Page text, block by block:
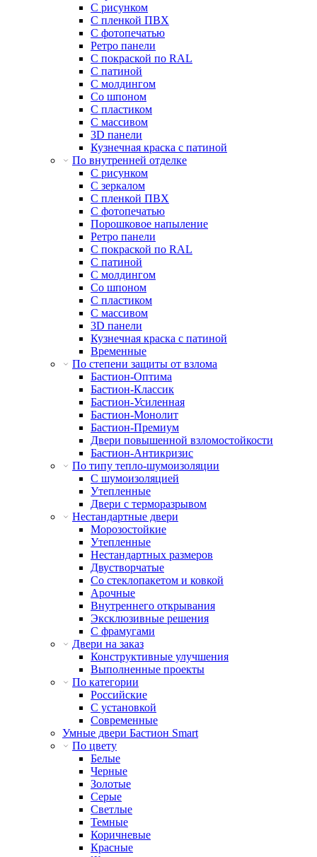
С рисунком
С пленкой ПВХ
С фотопечатью
Ретро панели
С покраской по RAL
С патиной
С молдингом
Со шпоном
С пластиком
С массивом
3D панели
Кузнечная краска с патиной
По внутренней отделке
С рисунком
С зеркалом
С пленкой ПВХ
С фотопечатью
Порошковое напыление
Ретро панели
С покраской по RAL
С патиной
С молдингом
Со шпоном
С пластиком
С массивом
3D панели
Кузнечная краска с патиной
Временные
По степени защиты от взлома
Бастион-Оптима
Бастион-Классик
Бастион-Усиленная
Бастион-Монолит
Бастион-Премиум
Двери повышенной взломостойкости
Бастион-Антикризис
По типу тепло-шумоизоляции
С шумоизоляцией
Утепленные
Двери с терморазрывом
Нестандартные двери
Морозостойкие
Утепленные
Нестандартных размеров
Двустворчатые
Со стеклопакетом и ковкой
Арочные
Внутреннего открывания
Эксклюзивные решения
С фрамугами
Двери на заказ
Конструктивные улучшения
Выполненные проекты
По категории
Российские
С установкой
Современные
Умные двери Бастион Smart
По цвету
Белые
Черные
Золотые
Серые
Светлые
Темные
Коричневые
Красные